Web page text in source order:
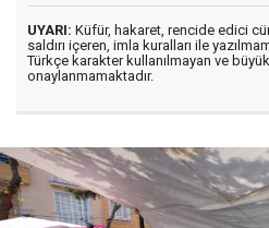
UYARI: Küfür, hakaret, rencide edici
saldırı içeren, imla kuralları ile
Türkçe karakter kullanılmayan ve
onaylanmamaktadır.